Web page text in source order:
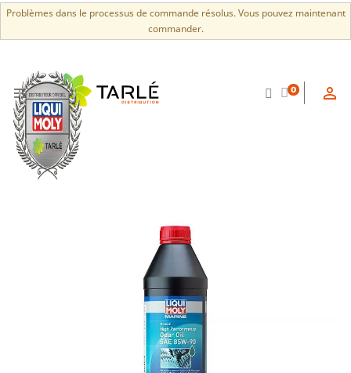
Problèmes dans le processus de commande résolus. Vous pouvez maintenant
commander.
 0 